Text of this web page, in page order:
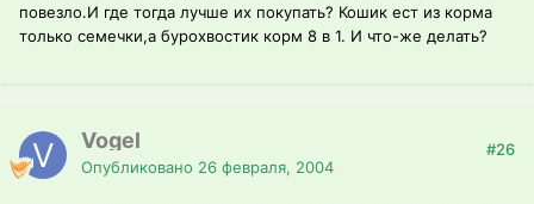
повезло.И где тогда лучше их покупать? Кошик ест из корма
только семечки,а бурохвостик корм 8 в 1. И что-же делать?
Vogel
Опубликовано 26 февраля, 2004
#26